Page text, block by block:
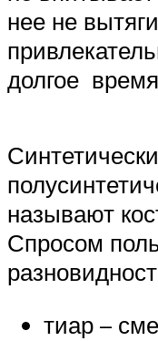
нее не
долгое
называют
Спросом
тиар –